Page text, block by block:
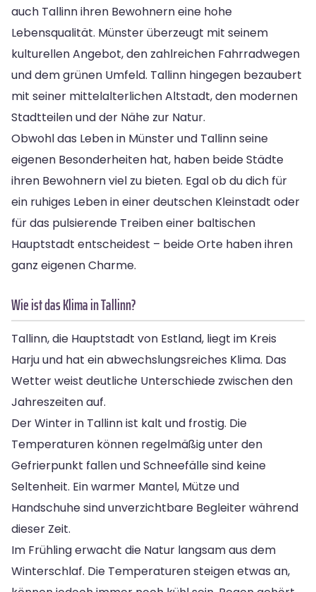
auch Tallinn ihren Bewohnern eine hohe
Lebensqualität. Münster überzeugt mit seinem
kulturellen Angebot, den zahlreichen Fahrradwegen
und dem grünen Umfeld. Tallinn hingegen bezaubert
mit seiner mittelalterlichen Altstadt, den modernen
Stadtteilen und der Nähe zur Natur.
Obwohl das Leben in Münster und Tallinn seine
eigenen Besonderheiten hat, haben beide Städte
ihren Bewohnern viel zu bieten. Egal ob du dich für
ein ruhiges Leben in einer deutschen Kleinstadt oder
für das pulsierende Treiben einer baltischen
Hauptstadt entscheidest – beide Orte haben ihren
ganz eigenen Charme.
Wie ist das Klima in Tallinn?
Tallinn, die Hauptstadt von Estland, liegt im Kreis
Harju und hat ein abwechslungsreiches Klima. Das
Wetter weist deutliche Unterschiede zwischen den
Jahreszeiten auf.
Der Winter in Tallinn ist kalt und frostig. Die
Temperaturen können regelmäßig unter den
Gefrierpunkt fallen und Schneefälle sind keine
Seltenheit. Ein warmer Mantel, Mütze und
Handschuhe sind unverzichtbare Begleiter während
dieser Zeit.
Im Frühling erwacht die Natur langsam aus dem
Winterschlaf. Die Temperaturen steigen etwas an,